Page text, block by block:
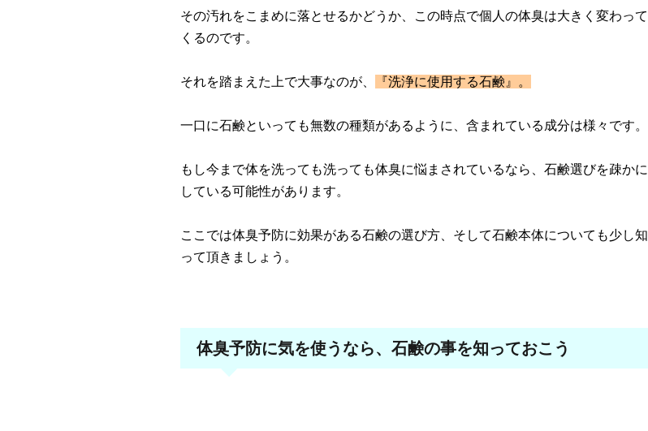
その汚れをこまめに落とせるかどうか、この時点で個人の体臭は大きく変わって
くるのです。
それを踏まえた上で大事なのが、 『洗浄に使用する石鹸』。
一口に石鹸といっても無数の種類があるように、含まれている成分は様々です。
もし今まで体を洗っても洗っても体臭に悩まされているなら、石鹸選びを疎かに
している可能性があります。
ここでは体臭予防に効果がある石鹸の選び方、そして石鹸本体についても少し知
って頂きましょう。
体臭予防に気を使うなら、石鹸の事を知っておこう